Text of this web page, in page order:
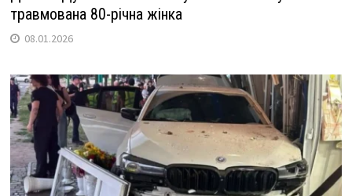
травмована 80-річна жінка
08.01.2026